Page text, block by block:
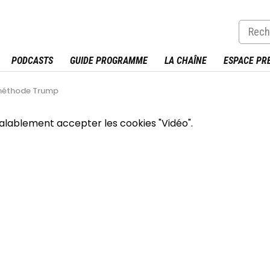
PODCASTS GUIDE PROGRAMME LA CHAÎNE ESPACE
Trump
accepter les cookies "Vidéo".